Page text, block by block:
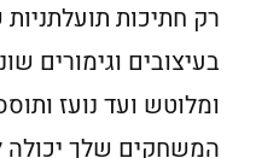
רק חתיכות
בעיצובים וגימורים
ומלוטש ועד נועז
המשחקים שלך